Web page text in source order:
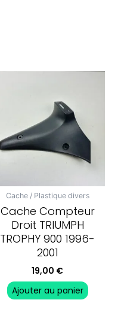
Cache / Plastique divers
Cache Compteur
Droit TRIUMPH
TROPHY 900 1996-
2001
19,00 €
Ajouter au panier